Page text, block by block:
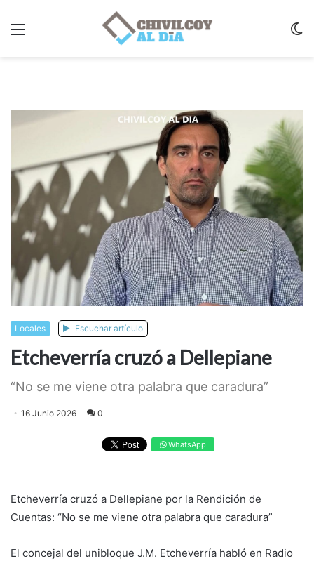
Locales Escuchar artículo
Etcheverría cruzó a Dellepiane
“No se me viene otra palabra que caradura”
16 Junio 2026 0
WhatsApp
Etcheverría cruzó a Dellepiane por la Rendición de
Cuentas: “No se me viene otra palabra que caradura”
El concejal del unibloque J.M. Etcheverría habló en Radio